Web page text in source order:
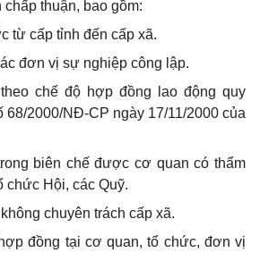
thuận, bao gồm:
từ cấp tỉnh đến cấp xã.
đơn vị sự nghiệp công lập.
chế độ hợp đồng lao động quy
68/2000/NĐ-CP ngày 17/11/2000 của
biên chế được cơ quan có thẩm
chức Hội, các Quỹ.
chuyên trách cấp xã.
đồng tại cơ quan, tổ chức, đơn vị